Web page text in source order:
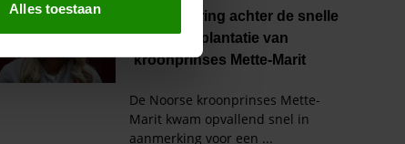
te bieden en om ons
partners voor social
die u aan ze heeft
met onze cookies als u
Alles toestaan